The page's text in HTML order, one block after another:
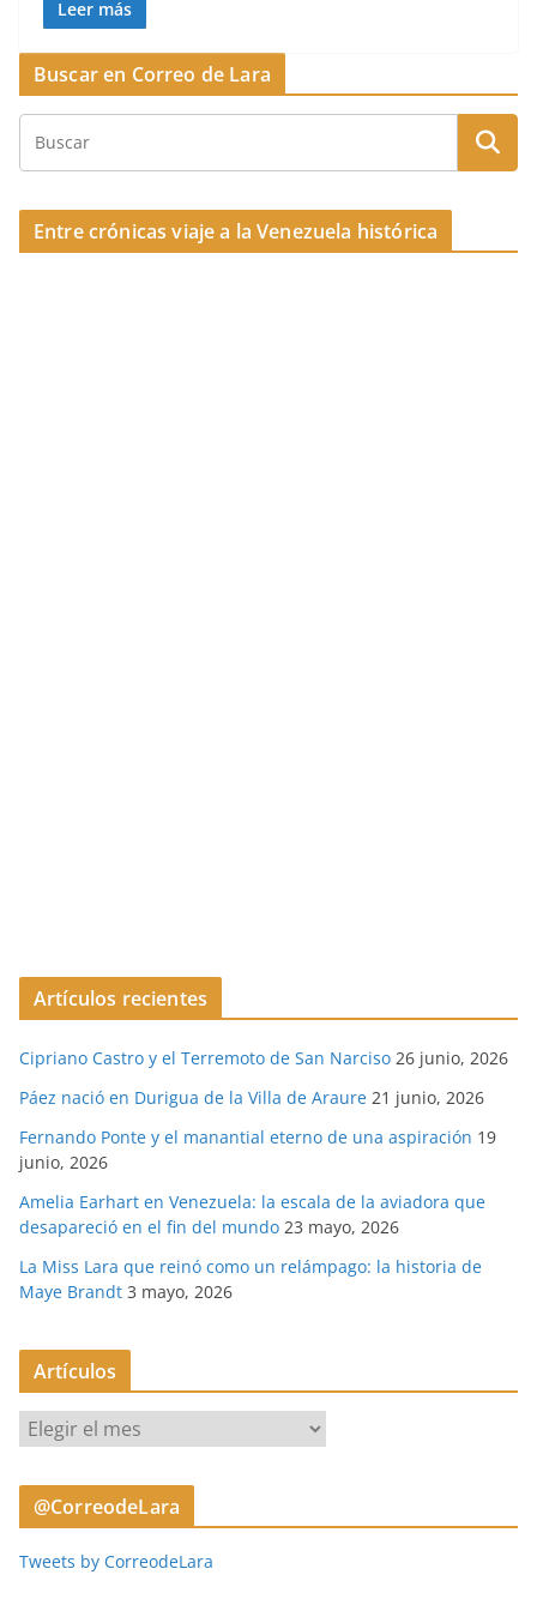
k
c
e
b
o
k
a
d
p
ar
Leer más
Buscar en Correo de Lara
Entre crónicas viaje a la Venezuela histórica
Artículos recientes
Cipriano Castro y el Terremoto de San Narciso 26 junio, 2026
Páez nació en Durigua de la Villa de Araure 21 junio, 2026
Fernando Ponte y el manantial eterno de una aspiración 19
junio, 2026
Amelia Earhart en Venezuela: la escala de la aviadora que
desapareció en el fin del mundo 23 mayo, 2026
La Miss Lara que reinó como un relámpago: la historia de
Maye Brandt 3 mayo, 2026
Artículos
r
t
u
@CorreodeLara
Tweets by CorreodeLara